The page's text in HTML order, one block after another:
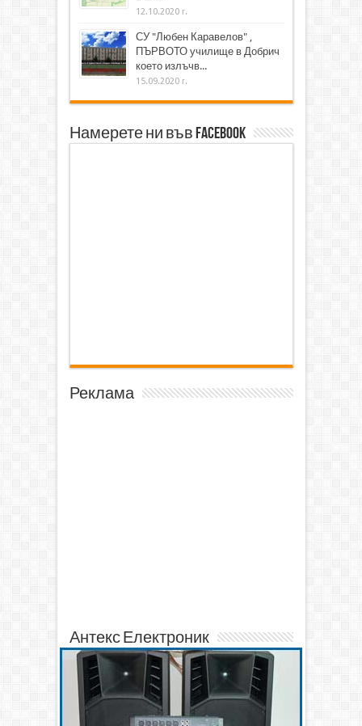
12.10.2020 г.
СУ "Любен Каравелов" ,
ПЪРВОТО училище в Добрич
което излъчв...
15.09.2020 г.
Намерете ни във Facebook
Реклама
Антекс Електроник